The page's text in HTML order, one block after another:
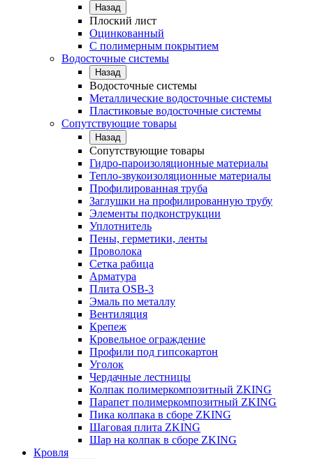
Назад
Плоский лист
Оцинкованный
С полимерным покрытием
Водосточные системы
Назад
Водосточные системы
Металлические водосточные системы
Пластиковые водосточные системы
Сопутствующие товары
Назад
Сопутствующие товары
Гидро-пароизоляционные материалы
Тепло-звукоизоляционные материалы
Профилированная труба
Заглушки на профилированную трубу
Элементы подконструкции
Уплотнитель
Пены, герметики, ленты
Проволока
Сетка рабица
Арматура
Плита OSB-3
Эмаль по металлу
Вентиляция
Крепеж
Кровельное ограждение
Профили под гипсокартон
Уголок
Чердачные лестницы
Колпак полимеркомпозитный ZKING
Парапет полимеркомпозитный ZKING
Пика колпака в сборе ZKING
Шаговая плита ZKING
Шар на колпак в сборе ZKING
Кровля